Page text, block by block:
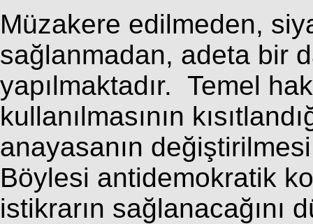
Müzakere edilmeden,
sağlanmadan, adeta bir
yapılmaktadır. Temel
kullanılmasının
anayasanın
Böylesi antidemokratik
istikrarın sağlanacağını